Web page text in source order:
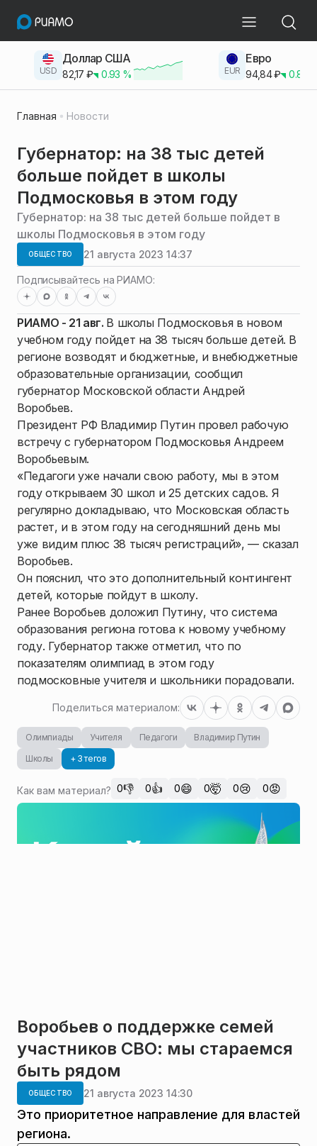
USD
Доллар США
82,17 ₽ 0.93 % EUR
Евро
94,84₽ 0.83
Главная Новости
Губернатор: на 38 тыс детей
больше пойдет в школы
Подмосковья в этом году
Губернатор: на 38 тыс детей больше пойдет в
школы Подмосковья в этом году
ОБЩЕСТВО 21 августа 2023 14:37
Подписывайтесь на РИАМО:
РИАМО - 21 авг. В школы Подмосковья в новом
учебном году пойдет на 38 тысяч больше детей. В
регионе возводят и бюджетные, и внебюджетные
образовательные организации, сообщил
губернатор Московской области Андрей
Воробьев.
Президент РФ Владимир Путин провел рабочую
встречу с губернатором Подмосковья Андреем
Воробьевым.
«Педагоги уже начали свою работу, мы в этом
году открываем 30 школ и 25 детских садов. Я
регулярно докладываю, что Московская область
растет, и в этом году на сегодняшний день мы
уже видим плюс 38 тысяч регистраций», — сказал
Воробьев.
Он пояснил, что это дополнительный контингент
детей, которые пойдут в школу.
Ранее Воробьев доложил Путину, что система
образования региона готова к новому учебному
году. Губернатор также отметил, что по
показателям олимпиад в этом году
подмосковные учителя и школьники порадовали.
1/3
Поделиться материалом:
Олимпиады Учителя Педагоги
Владимир Путин
Школы
+ 3 тегов
Как вам материал? 0👎 0👍 0😄 0🤯 0😢 0😡
Воробьев о поддержке семей
участников СВО: мы стараемся
быть рядом
ОБЩЕСТВО 21 августа 2023 14:30
Это приоритетное направление для властей
региона.